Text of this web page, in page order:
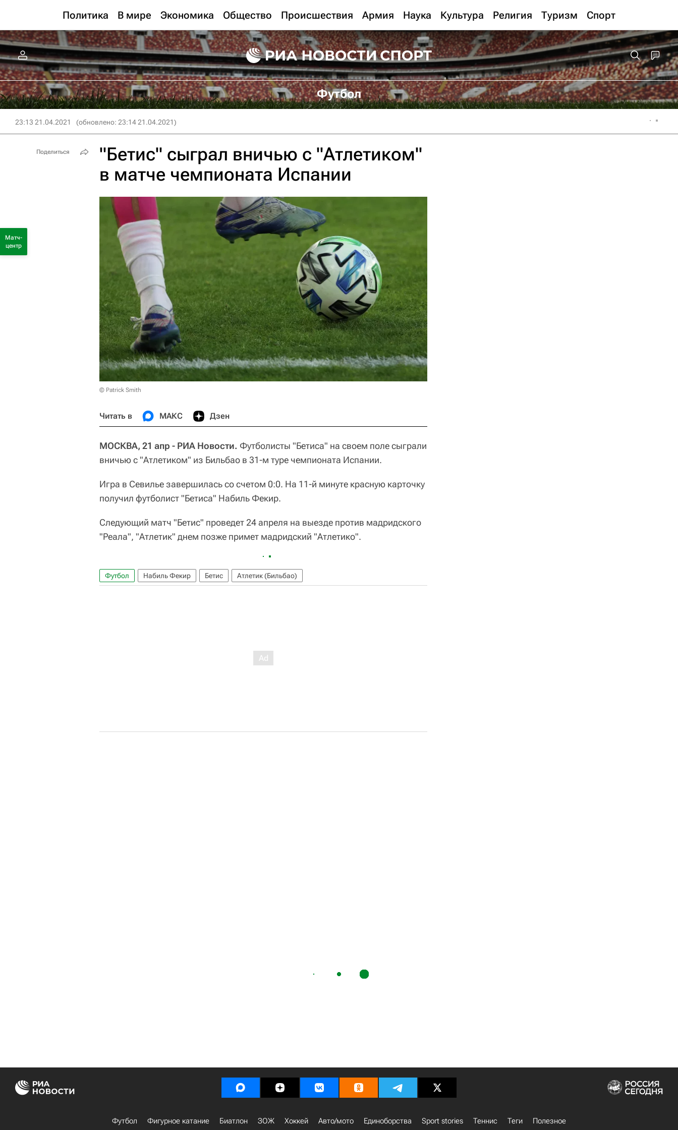
Политика В мире Экономика Общество Происшествия Армия Наука Культура Религия Туризм Спорт
Футбол
23:13 21.04.2021 (обновлено: 23:14 21.04.2021)
"Бетис" сыграл вничью с "Атлетиком"
в матче чемпионата Испании
© Patrick Smith
Читать в МАКС Дзен
МОСКВА, 21 апр - РИА Новости. Футболисты "Бетиса" на своем поле сыграли
вничью с "Атлетиком" из Бильбао в 31-м туре чемпионата Испании.
Игра в Севилье завершилась со счетом 0:0. На 11-й минуте красную карточку
получил футболист "Бетиса" Набиль Фекир.
Следующий матч "Бетис" проведет 24 апреля на выезде против мадридского
"Реала", "Атлетик" днем позже примет мадридский "Атлетико".
Футбол Набиль Фекир Бетис Атлетик (Бильбао)
Поделиться
Матч-
центр
Футбол Фигурное катание Биатлон ЗОЖ Хоккей Авто/мото Единоборства Sport stories Теннис Теги Полезное